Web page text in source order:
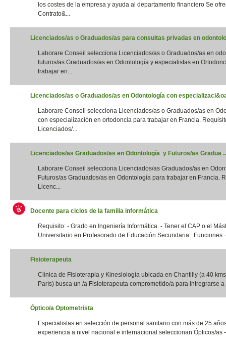
los costes de la empresa y ayuda al departamento financiero Se
Contrato&...
Licenciados/as o Graduados/as para consultas privadas en
Laborare Conseil selecciona Licenciados/as o Graduados/as en
futuros/as Graduados/as en Odontología y especialistas en
trabajar en...
Licenciados/as o Graduados/as en Odontología con
Laborare Conseil selecciona Licenciados/as o Graduados/as en
con especialización en ortodoncia para trabajar en Francia.
Licenciados/...
Licenciados/as Graduados/as en Odontología y Futuros/as Gradua
Laborare Conseil selecciona Licenciados/as Graduados/as en
Futuros/as Graduados/as en Odontología para trabajar en Francia.
Licenc...
Docente para ciclos de la familia informática
Requisito: - Grado en Ingeniería Informática. - Tener el CAP o el
Universitario en Profesorado de Educación Secundaria. Funciones:
Fisioterapeuta
Clínica de Fisioterapia y Kinesiología ubicada en Chantilly (a 40
París) busca un /a Fisioterapeuta comprometido/a para intregrarse a
Óptico/a Optometrista
Especialistas en selección de personal sanitario con más de 25
experiencia a nivel nacional e internacional seleccionan Ópticos/as